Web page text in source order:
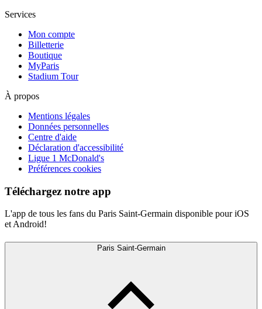
Services
Mon compte
Billetterie
Boutique
MyParis
Stadium Tour
À propos
Mentions légales
Données personnelles
Centre d'aide
Déclaration d'accessibilité
Ligue 1 McDonald's
Préférences cookies
Téléchargez notre app
L'app de tous les fans du Paris Saint-Germain disponible pour iOS
et Android!
Paris Saint-Germain